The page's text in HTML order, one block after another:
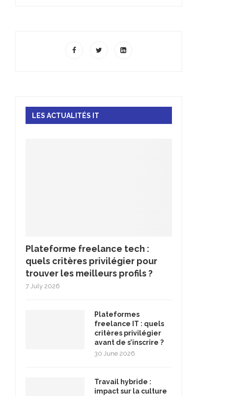
LES ACTUALITÉS IT
Plateforme freelance tech :
quels critères privilégier pour
trouver les meilleurs profils ?
7 July 2026
Plateformes
freelance IT : quels
critères privilégier
avant de s’inscrire ?
30 June 2026
Travail hybride :
impact sur la culture